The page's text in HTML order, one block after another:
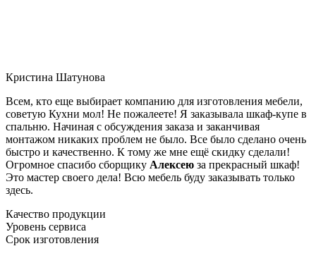
Кристина Шатунова
Всем, кто еще выбирает компанию для изготовления мебели,
советую Кухни мол! Не пожалеете! Я заказывала шкаф-купе в
спальню. Начиная с обсуждения заказа и заканчивая
монтажом никаких проблем не было. Все было сделано очень
быстро и качественно. К тому же мне ещё скидку сделали!
Огромное спасибо сборщику Алексею за прекрасный шкаф!
Это мастер своего дела! Всю мебель буду заказывать только
здесь.
Качество продукции
Уровень сервиса
Срок изготовления